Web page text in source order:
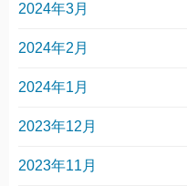
2024年3月
2024年2月
2024年1月
2023年12月
2023年11月